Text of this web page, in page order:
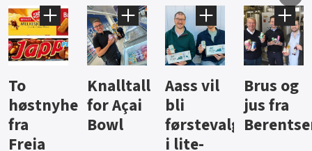
Knalltall
for Açai
Bowl
Aass vil
bli
førstevalg
Brus og
jus fra
Berentsen
Hard
iste fra
Hansa